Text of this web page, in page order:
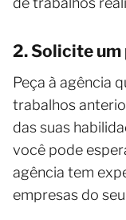
2. Solicite
Peça à agência
trabalhos
das suas
você pode
agência tem
empresas do